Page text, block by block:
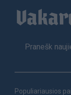
Footer
Pranešk
Populiariausios